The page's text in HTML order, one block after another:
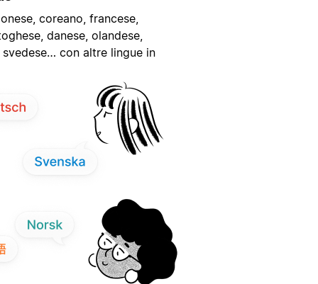
coreano, francese,
danese, olandese,
con altre lingue in